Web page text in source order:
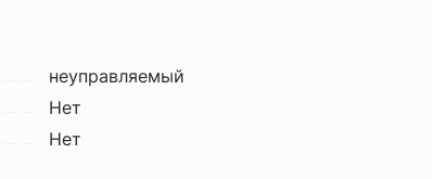
неуправляемый
Нет
Нет